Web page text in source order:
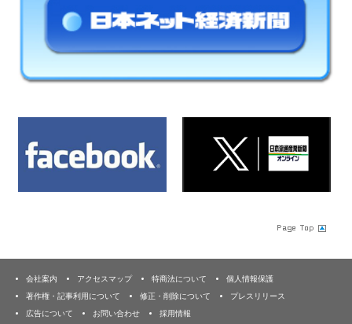
会社案内 アクセスマップ 特商法について
個人情報保護
著作権・記事利用について
修正・削除について
プレスリリース
広告について
お問い合わせ 採用情報